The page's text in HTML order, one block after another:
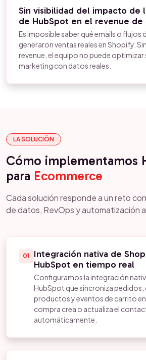
Sin visibilidad del impacto de
de HubSpot en el revenue de
Es imposible saber qué emails o flujos
generaron ventas reales en Shopify.
revenue, el equipo no puede optimizar
marketing con datos reales.
LA SOLUCIÓN
Cómo implementamos
para Ecommerce
Cada solución responde a un reto
de datos, RevOps y automatización
01
Integración nativa de
HubSpot en tiempo real
Configuramos la integración
HubSpot que sincroniza pedidos,
productos y eventos de carrito
compra crea o actualiza el
automáticamente.